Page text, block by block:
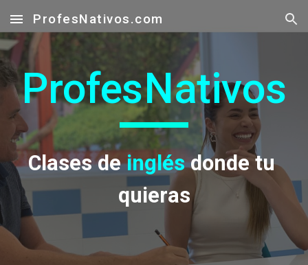
Skip to main content Skip to navigation
ProfesNativos.com
ProfesNativos
Clases de inglés donde tu
quieras